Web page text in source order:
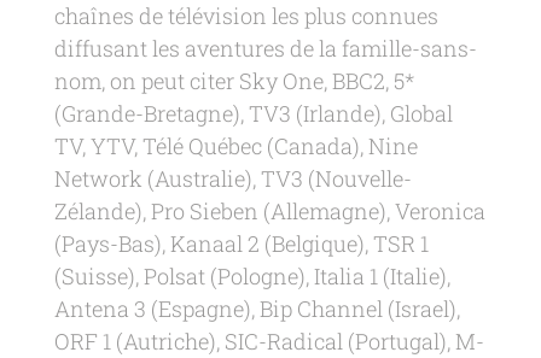
chaînes de télévision les plus connues
diffusant les aventures de la famille-sans-
nom, on peut citer Sky One, BBC2, 5*
(Grande-Bretagne), TV3 (Irlande), Global
TV, YTV, Télé Québec (Canada), Nine
Network (Australie), TV3 (Nouvelle-
Zélande), Pro Sieben (Allemagne), Veronica
(Pays-Bas), Kanaal 2 (Belgique), TSR 1
(Suisse), Polsat (Pologne), Italia 1 (Italie),
Antena 3 (Espagne), Bip Channel (Israel),
ORF 1 (Autriche), SIC-Radical (Portugal), M-